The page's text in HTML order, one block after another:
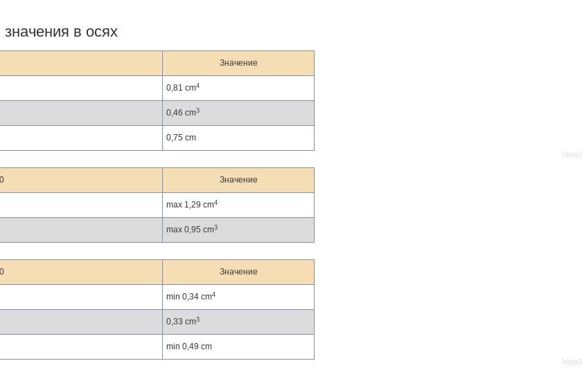
в осях
Значение
0,81 cm4
0,46 cm3
0,75 cm
Значение
max 1,29 cm4
max 0,95 cm3
Значение
min 0,34 cm4
0,33 cm3
min 0,49 cm